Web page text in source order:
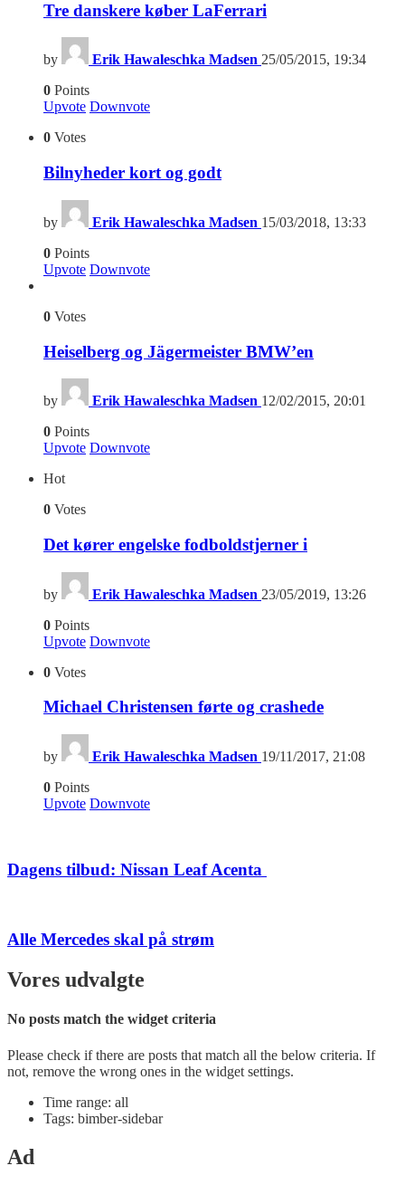
Tre danskere køber LaFerrari
by Erik Hawaleschka Madsen 25/05/2015, 19:34
0 Points
Upvote Downvote
0 Votes
Bilnyheder kort og godt
by Erik Hawaleschka Madsen 15/03/2018, 13:33
0 Points
Upvote Downvote
0 Votes
Heiselberg og Jägermeister BMW’en
by Erik Hawaleschka Madsen 12/02/2015, 20:01
0 Points
Upvote Downvote
Hot
0 Votes
Det kører engelske fodboldstjerner i
by Erik Hawaleschka Madsen 23/05/2019, 13:26
0 Points
Upvote Downvote
0 Votes
Michael Christensen førte og crashede
by Erik Hawaleschka Madsen 19/11/2017, 21:08
0 Points
Upvote Downvote
Dagens tilbud: Nissan Leaf Acenta
Alle Mercedes skal på strøm
Vores udvalgte
No posts match the widget criteria
Please check if there are posts that match all the below criteria. If
not, remove the wrong ones in the widget settings.
Time range: all
Tags: bimber-sidebar
Ad